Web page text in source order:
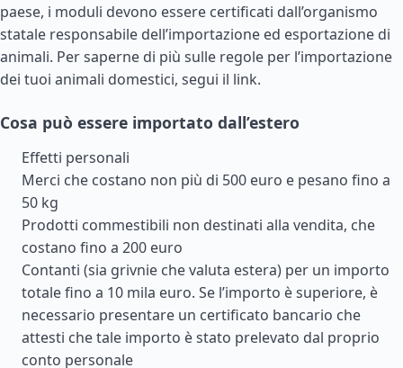
paese, i moduli devono essere certificati dall’organismo
statale responsabile dell’importazione ed esportazione di
animali. Per saperne di più sulle regole per l’importazione
dei tuoi animali domestici, segui il link.
Cosa può essere importato dall’estero
Effetti personali
Merci che costano non più di 500 euro e pesano fino a
50 kg
Prodotti commestibili non destinati alla vendita, che
costano fino a 200 euro
Contanti (sia grivnie che valuta estera) per un importo
totale fino a 10 mila euro. Se l’importo è superiore, è
necessario presentare un certificato bancario che
attesti che tale importo è stato prelevato dal proprio
conto personale